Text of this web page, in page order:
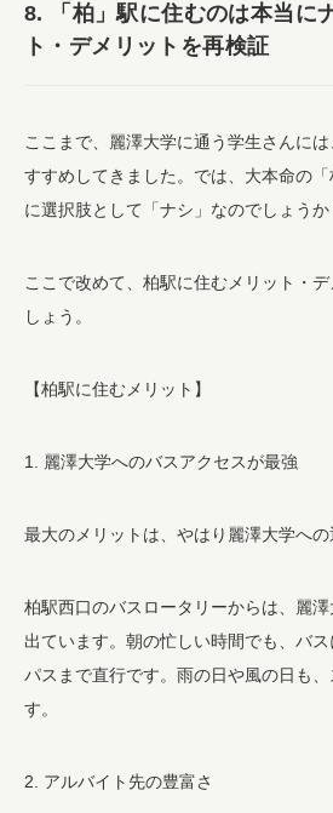
8. 「柏」駅に住むのは本当に
ト・デメリットを再検証
ここまで、麗澤大学に通う学生さんに
すすめしてきました。では、大本命の
に選択肢として「ナシ」なのでしょうか
ここで改めて、柏駅に住むメリット・
しょう。
【柏駅に住むメリット】
1. 麗澤大学へのバスアクセスが最強
最大のメリットは、やはり麗澤大学への
柏駅西口のバスロータリーからは、麗
出ています。朝の忙しい時間でも、バ
パスまで直行です。雨の日や風の日も
す。
2. アルバイト先の豊富さ